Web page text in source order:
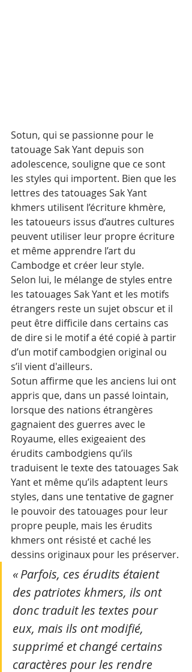
Sotun, qui se passionne pour le
tatouage Sak Yant depuis son
adolescence, souligne que ce sont
les styles qui importent. Bien que les
lettres des tatouages Sak Yant
khmers utilisent l’écriture khmère,
les tatoueurs issus d’autres cultures
peuvent utiliser leur propre écriture
et même apprendre l’art du
Cambodge et créer leur style.
Selon lui, le mélange de styles entre
les tatouages Sak Yant et les motifs
étrangers reste un sujet obscur et il
peut être difficile dans certains cas
de dire si le motif a été copié à partir
d’un motif cambodgien original ou
s’il vient d'ailleurs.
Sotun affirme que les anciens lui ont
appris que, dans un passé lointain,
lorsque des nations étrangères
gagnaient des guerres avec le
Royaume, elles exigeaient des
érudits cambodgiens qu’ils
traduisent le texte des tatouages Sak
Yant et même qu’ils adaptent leurs
styles, dans une tentative de gagner
le pouvoir des tatouages pour leur
propre peuple, mais les érudits
khmers ont résisté et caché les
dessins originaux pour les préserver.
« Parfois, ces érudits étaient
des patriotes khmers, ils ont
donc traduit les textes pour
eux, mais ils ont modifié,
supprimé et changé certains
caractères pour les rendre